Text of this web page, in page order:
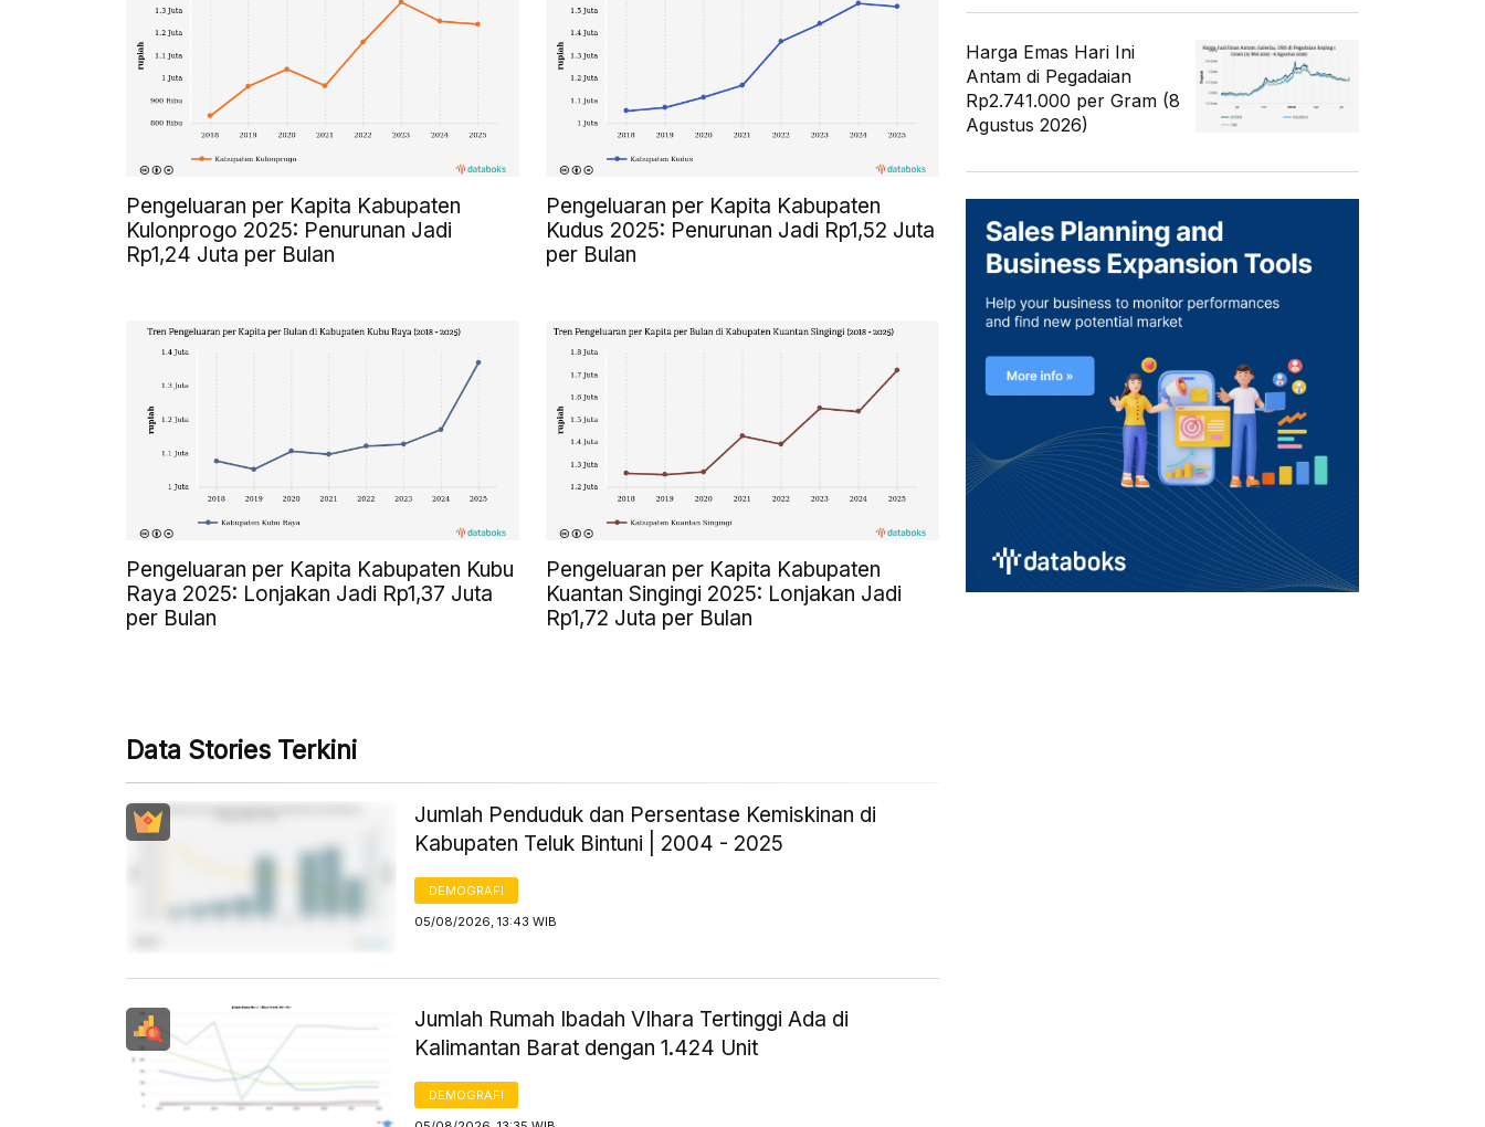
Pengeluaran per Kapita Kabupaten
Kulonprogo 2025: Penurunan Jadi
Rp1,24 Juta per Bulan
Pengeluaran per Kapita Kabupaten
Kudus 2025: Penurunan Jadi Rp1,52 Juta
per Bulan
Pengeluaran per Kapita Kabupaten Kubu
Raya 2025: Lonjakan Jadi Rp1,37 Juta
per Bulan
Pengeluaran per Kapita Kabupaten
Kuantan Singingi 2025: Lonjakan Jadi
Rp1,72 Juta per Bulan
Data Stories Terkini
Jumlah Penduduk dan Persentase Kemiskinan di
Kabupaten Teluk Bintuni | 2004 - 2025
DEMOGRAFI
05/08/2026, 13:43 WIB
Jumlah Rumah Ibadah VIhara Tertinggi Ada di
Kalimantan Barat dengan 1.424 Unit
DEMOGRAFI
Harga Emas Hari Ini
Antam di Pegadaian
Rp2.741.000 per Gram (8
Agustus 2026)